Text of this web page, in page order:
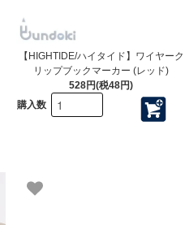
【HIGHTIDE/ハイタイド】ワイヤーク
リップブックマーカー (レッド)
528円(税48円)
購入数